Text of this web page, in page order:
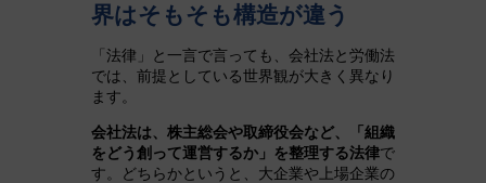
界はそもそも構造が違う
「法律」と一言で言っても、会社法と労働法
では、前提としている世界観が大きく異なり
ます。
会社法は、株主総会や取締役会など、「組織
をどう創って運営するか」を整理する法律で
す。どちらかというと、大企業や上場企業の